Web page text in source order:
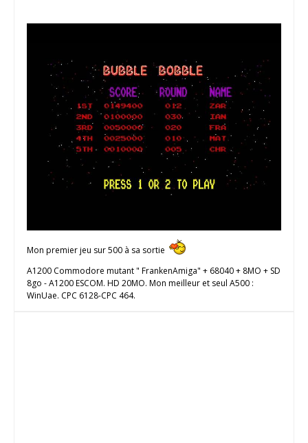
Mon premier jeu sur 500 à sa sortie
A1200 Commodore mutant " FrankenAmiga" + 68040 + 8MO + SD
8go - A1200 ESCOM. HD 20MO. Mon meilleur et seul A500 :
WinUae. CPC 6128-CPC 464.